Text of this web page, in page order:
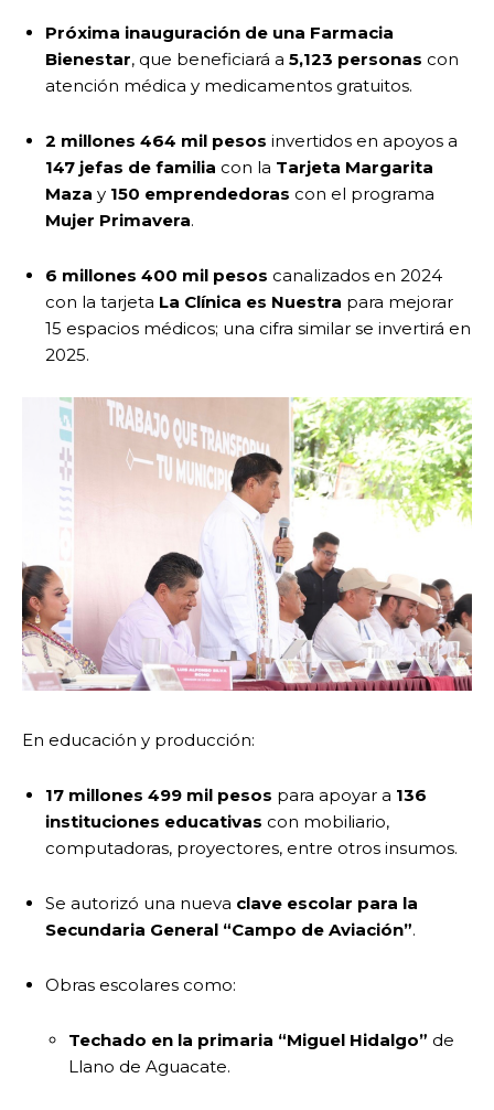
Próxima inauguración de una Farmacia
Bienestar, que beneficiará a 5,123 personas con
atención médica y medicamentos gratuitos.
2 millones 464 mil pesos invertidos en apoyos a
147 jefas de familia con la Tarjeta Margarita
Maza y 150 emprendedoras con el programa
Mujer Primavera.
6 millones 400 mil pesos canalizados en 2024
con la tarjeta La Clínica es Nuestra para mejorar
15 espacios médicos; una cifra similar se invertirá en
2025.
En educación y producción:
17 millones 499 mil pesos para apoyar a 136
instituciones educativas con mobiliario,
computadoras, proyectores, entre otros insumos.
Se autorizó una nueva clave escolar para la
Secundaria General “Campo de Aviación”.
Obras escolares como:
Techado en la primaria “Miguel Hidalgo” de
Llano de Aguacate.